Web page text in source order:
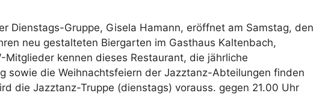
Dienstags-Gruppe, Gisela Hamann, eröffnet am Samstag, den
neu gestalteten Biergarten im Gasthaus Kaltenbach,
Mitglieder kennen dieses Restaurant, die jährliche
sowie die Weihnachtsfeiern der Jazztanz-Abteilungen finden
die Jazztanz-Truppe (dienstags) vorauss. gegen 21.00 Uhr